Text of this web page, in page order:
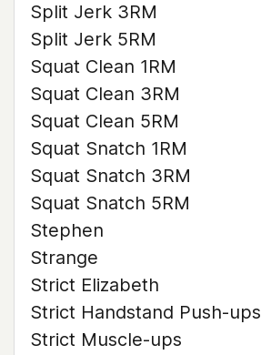
Split Jerk 3RM
Split Jerk 5RM
Squat Clean 1RM
Squat Clean 3RM
Squat Clean 5RM
Squat Snatch 1RM
Squat Snatch 3RM
Squat Snatch 5RM
Stephen
Strange
Strict Elizabeth
Strict Handstand Push-ups
Strict Muscle-ups